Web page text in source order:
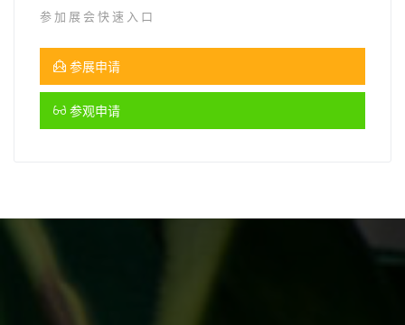
参加展会快速入口
参展申请
参观申请